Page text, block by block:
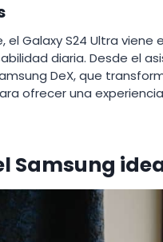
Galaxy S24 Ultra viene
diaria. Desde el
DeX, que
ofrecer una
Samsung